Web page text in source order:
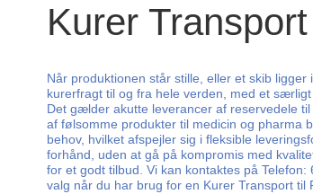
Kurer
Når produktionen står stille, eller et skib
kurerfragt til og fra hele verden, med et
Det gælder akutte leverancer af reservedele
af følsomme produkter til medicin og pharma
behov, hvilket afspejler sig i fleksible
forhånd, uden at gå på kompromis med
for et godt tilbud. Vi kan kontaktes på
valg når du har brug for en Kurer Transport til